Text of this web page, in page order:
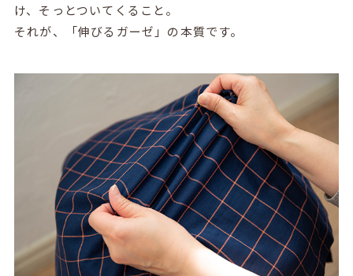
け、そっとついてくること。
それが、「伸びるガーゼ」の本質です。